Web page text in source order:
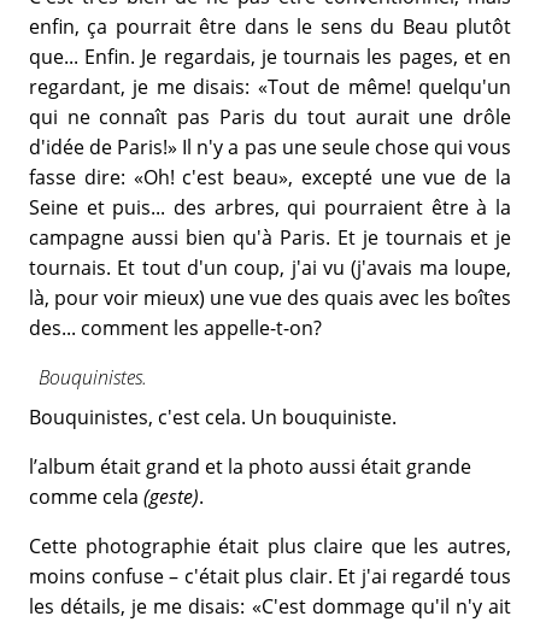
enfin, ça pourrait être dans le sens du Beau plutôt
que... Enfin. Je regardais, je tournais les pages, et en
regardant, je me disais: «Tout de même! quelqu'un
qui ne connaît pas Paris du tout aurait une drôle
d'idée de Paris!» Il n'y a pas une seule chose qui vous
fasse dire: «Oh! c'est beau», excepté une vue de la
Seine et puis... des arbres, qui pourraient être à la
campagne aussi bien qu'à Paris. Et je tournais et je
tournais. Et tout d'un coup, j'ai vu (j'avais ma loupe,
là, pour voir mieux) une vue des quais avec les boîtes
des... comment les appelle-t-on?
Bouquinistes.
Bouquinistes, c'est cela. Un bouquiniste.
l’album était grand et la photo aussi était grande
comme cela (geste).
Cette photographie était plus claire que les autres,
moins confuse – c'était plus clair. Et j'ai regardé tous
les détails, je me disais: «C'est dommage qu'il n'y ait